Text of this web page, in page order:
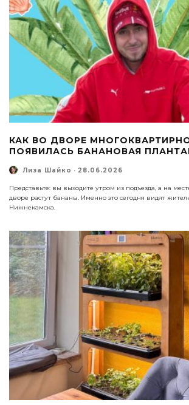
КАК ВО ДВОРЕ
ПОЯВИЛАСЬ БАНАНОВАЯ
Лиза Шайко · 28.06.2026
Представьте: вы выходите утром из подъезда, а на
дворе растут бананы. Именно это сегодня видят
Нижнекамска.